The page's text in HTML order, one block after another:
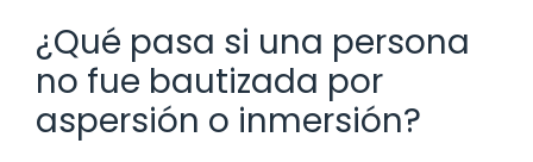
¿Qué pasa si una persona
no fue bautizada por
aspersión o inmersión?